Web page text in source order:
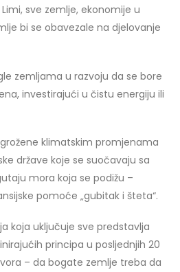
sve zemlje, ekonomije u
bi se obavezale na djelovanje
zemljama u razvoju da se bore
investirajući u čistu energiju ili
klimatskim promjenama
države koje se suočavaju sa
mora koja se podižu –
pomoće „gubitak i šteta“.
koja uključuje sve predstavlja
principa u posljednjih 20
– da bogate zemlje treba da